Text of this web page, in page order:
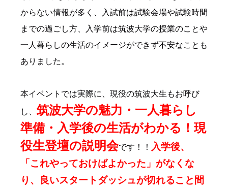
からない情報が多く、入試前は試験会場や試験時間
までの過ごし方、入学前は筑波大学の授業のことや
一人暮らしの生活のイメージができず不安なことも
ありました。
本イベントでは実際に、現役の筑波大生もお呼び
し、 筑波大学の魅力・一人暮らし
準備・入学後の生活がわかる！現
役生登壇の説明会です！！ 入学後、
「これやっておけばよかった」がなくな
り、良いスタートダッシュが切れること間